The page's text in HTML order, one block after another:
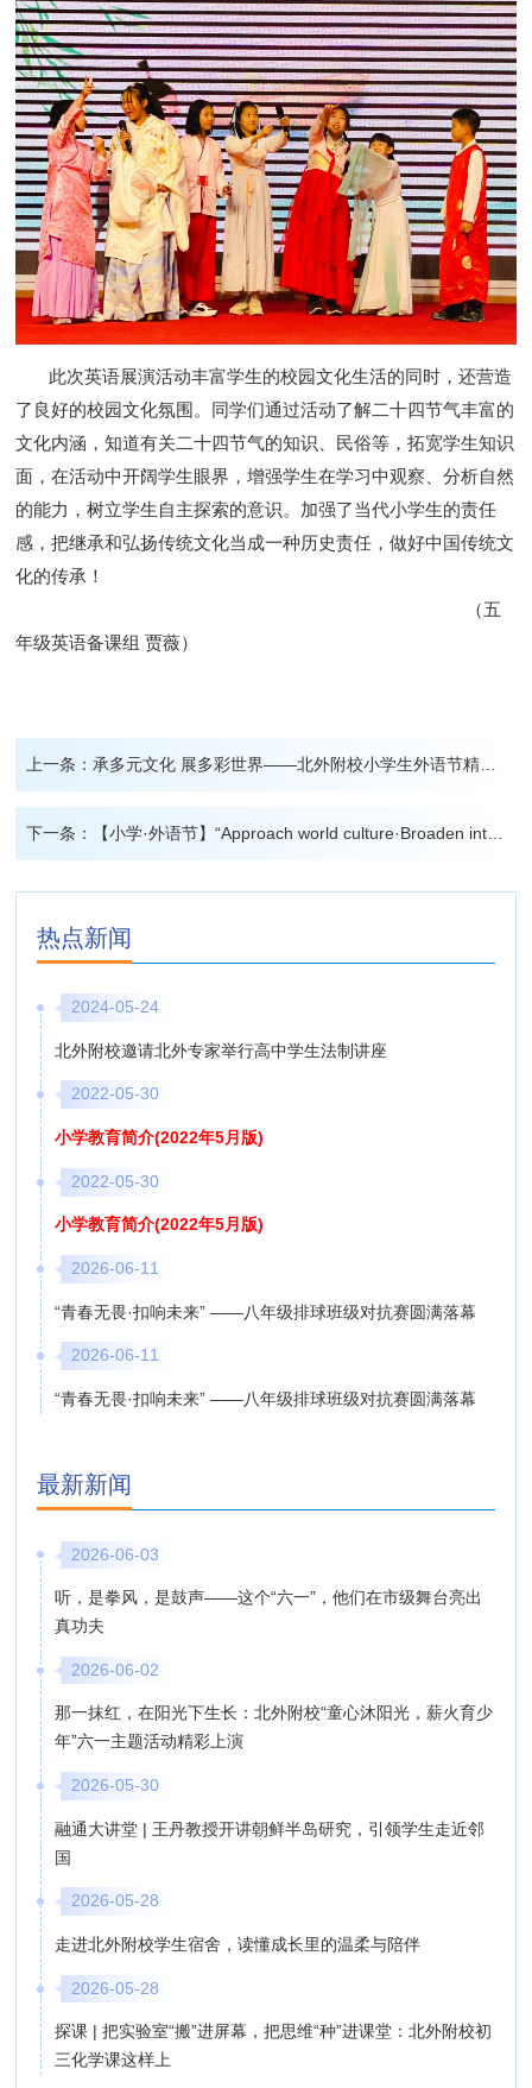
此次英语展演活动丰富学生的校园文化生活的同时，还营造
了良好的校园文化氛围。 同学们通过活动了解二十四节气丰富的
文化内涵 ，知道有关二十四节气的知识、民俗等，拓宽学生知识
面 ，在活动中开阔学生眼界，增强学生在学习中观察、分析自然
的能力，树立学生自主探索的意识。 加强了当代小学生的责任
感，把继承和弘扬传统文化当成一种历史责任，做好中国传统文
化的传承！
（五
年级英语备课组 贾薇）
上一条： 承多元文化 展多彩世界——北外附校小学生外语节精彩回顾
下一条： 【小学·外语节】“Approach world culture·Broaden international vision 承多元文化 展多彩世界”外语节活动——四年级开展“Reading theatre”读者剧场展演
热点新闻
2024-05-24
北外附校邀请北外专家举行高中学生法制讲座
2022-05-30
小学教育简介(2022年5月版)
2022-05-30
小学教育简介(2022年5月版)
2026-06-11
“青春无畏·扣响未来” ——八年级排球班级对抗赛圆满落幕
2026-06-11
“青春无畏·扣响未来” ——八年级排球班级对抗赛圆满落幕
最新新闻
2026-06-03
听，是拳风，是鼓声——这个“六一”，他们在市级舞台亮出
真功夫
2026-06-02
那一抹红，在阳光下生长：北外附校“童心沐阳光，薪火育少
年”六一主题活动精彩上演
2026-05-30
融通大讲堂 | 王丹教授开讲朝鲜半岛研究，引领学生走近邻
国
2026-05-28
走进北外附校学生宿舍，读懂成长里的温柔与陪伴
2026-05-28
探课 | 把实验室“搬”进屏幕，把思维“种”进课堂：北外附校初
三化学课这样上